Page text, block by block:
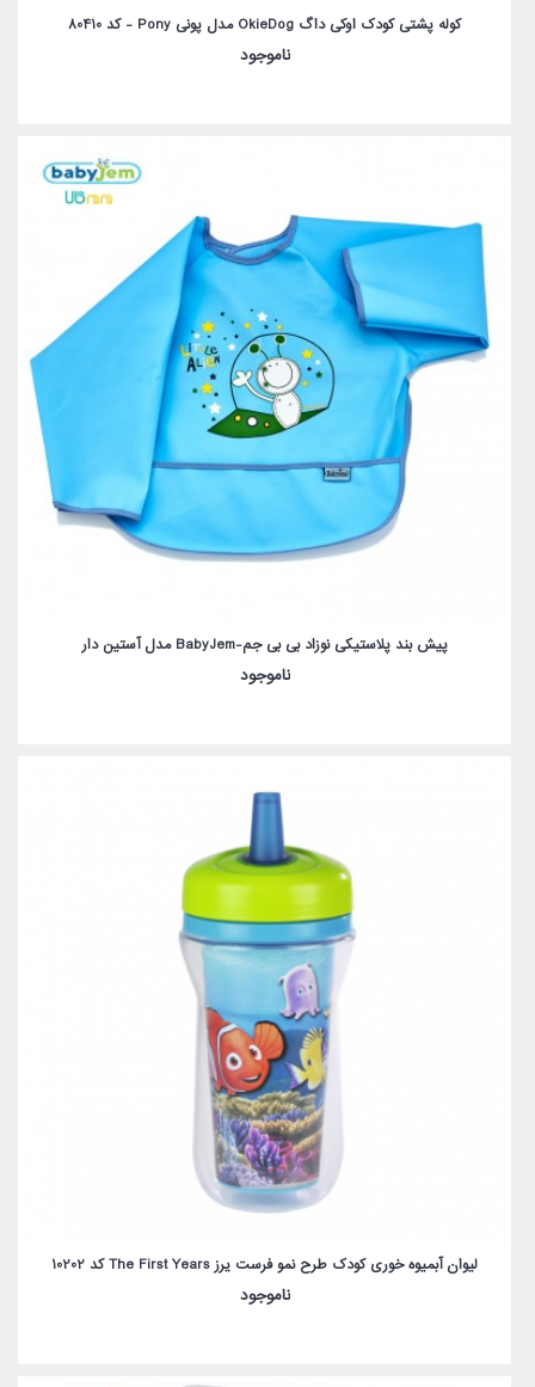
کوله پشتی کودک اوکی داگ OkieDog مدل پونی Pony - کد 80410
ناموجود
پیش بند پلاستیکی نوزاد بی بی جم-BabyJem مدل آستین دار
ناموجود
لیوان آبمیوه خوری کودک طرح نمو فرست یرز The First Years کد 10202
ناموجود